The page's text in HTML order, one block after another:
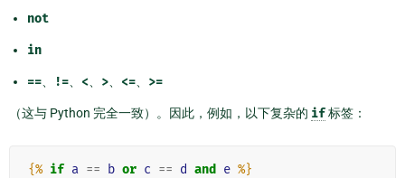
not
in
== != < > <= >=
（这与 Python 完全一致）。因此，例如，以下复杂的 if标签：
{% if a == b or c == d and e %}